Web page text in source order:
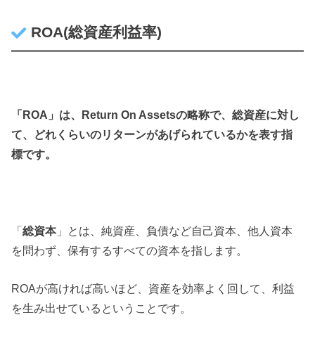
ROA(総資産利益率)
「ROA」は、Return On Assetsの略称で、総資産に対し
て、どれくらいのリターンがあげられているかを表す指
標です。
「総資本」とは、純資産、負債など自己資本、他人資本
を問わず、保有するすべての資本を指します。
ROAが高ければ高いほど、資産を効率よく回して、利益
を生み出せているということです。